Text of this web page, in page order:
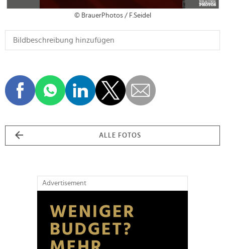
© BrauerPhotos / F.Seidel
ALLE FOTOS
Advertisement